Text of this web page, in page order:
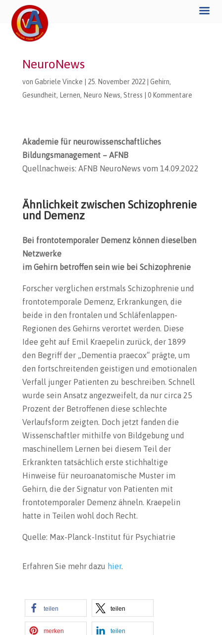
NeuroNews
von Gabriele Vincke 25. November 2022| Gehirn,
Gesundheit, Lernen, Neuro News, Stress 0 Kommentare
Akademie für neurowissenschaftliches
Bildungsmanagement – AFNB
Quellnachweis: AFNB NeuroNews vom 14.09.2022
Ähnlichkeit zwischen Schizophrenie
und Demenz
Bei frontotemporaler Demenz können dieselben
Netzwerke
im Gehirn betroffen sein wie bei Schizophrenie
Forscher verglichen erstmals Schizophrenie und
frontotemporale Demenz, Erkrankungen, die
beide in den frontalen und Schläfenlappen-
Regionen des Gehirns verortet werden. Diese
Idee geht auf Emil Kraepelin zurück, der 1899
den Begriff der „Dementia praecox“ prägte, um
den fortschreitenden geistigen und emotionalen
Verfall junger Patienten zu beschreiben. Schnell
wurde sein Ansatz angezweifelt, da nur circa 25
Prozent der Betroffenen diese schlechte
Verlaufsform zeigten. Doch jetzt fanden die
Wissenschaftler mithilfe von Bildgebung und
maschinellem Lernen bei diesem Teil der
Erkrankten tatsächlich erste stichhaltige
Hinweise für neuroanatomische Muster im
Gehirn, die der Signatur von Patienten mit
frontotemporaler Demenz ähneln. Kraepelin
hatte in Teilen wohl doch Recht.
Quelle: Max-Planck-Institut für Psychiatrie
Erfahren Sie mehr dazu hier.
teilen teilen
merken teilen